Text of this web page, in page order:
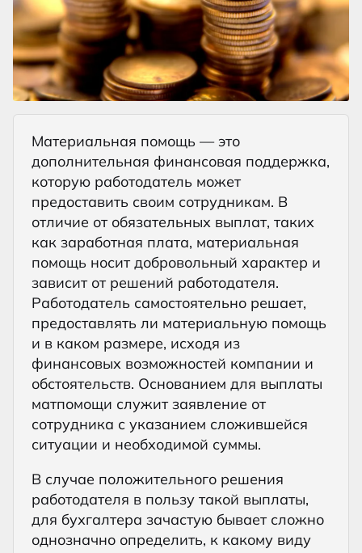
Материальная помощь — это
дополнительная финансовая поддержка,
которую работодатель может
предоставить своим сотрудникам. В
отличие от обязательных выплат, таких
как заработная плата, материальная
помощь носит добровольный характер и
зависит от решений работодателя.
Работодатель самостоятельно решает,
предоставлять ли материальную помощь
и в каком размере, исходя из
финансовых возможностей компании и
обстоятельств. Основанием для выплаты
матпомощи служит заявление от
сотрудника с указанием сложившейся
ситуации и необходимой суммы.
В случае положительного решения
работодателя в пользу такой выплаты,
для бухгалтера зачастую бывает сложно
однозначно определить, к какому виду